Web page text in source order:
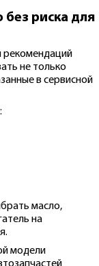
риска для
рекомендаций
не только
в сервисной
масло,
на
модели